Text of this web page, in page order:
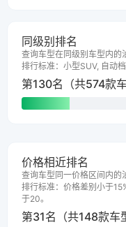
同级别排名
查询车型在同级别车型内的
排行标准：小型SUV, 自动
第130名（共574款车
价格相近排名
查询车型同一价格区间内的
排行标准：价格差别小于
于20。
第31名（共148款车